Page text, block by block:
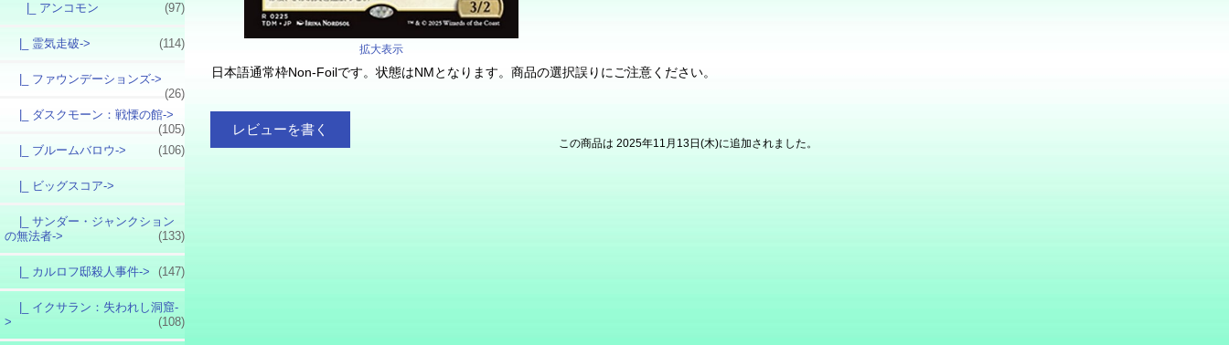
|_ アンコモン (97)
|_ 霊気走破-> (114)
|_ ファウンデーションズ->
(26)
|_ ダスクモーン：戦慄の館->
(105)
|_ ブルームバロウ->
(106)
|_ ビッグスコア->
|_ サンダー・ジャンクション
の無法者->
(133)
|_ カルロフ邸殺人事件-> (147)
|_ イクサラン：失われし洞窟-
>
(108)
拡大表示
日本語通常枠Non-Foilです。状態はNMとなります。商品の選択誤りにご注意ください。
レビューを書く
この商品は 2025年11月13日(木)に追加されました。